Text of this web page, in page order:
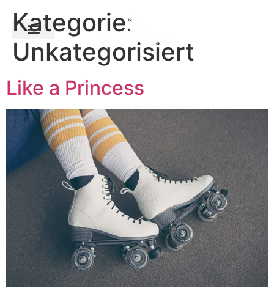
Kategorie:
Unkategorisiert
Like a Princess